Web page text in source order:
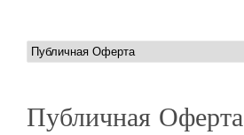
Публичная Оферта